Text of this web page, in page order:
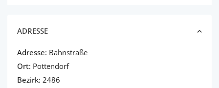
ADRESSE
Adresse: Bahnstraße
Ort: Pottendorf
Bezirk: 2486